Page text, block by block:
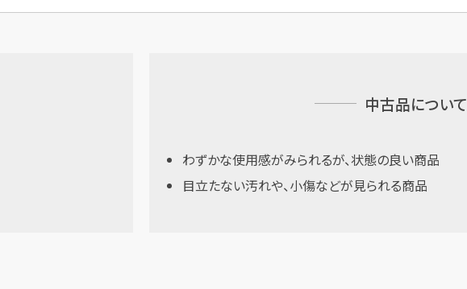
中古品について
わずかな使用感がみられるが、状態の良い商品
目立たない汚れや、小傷などが見られる商品